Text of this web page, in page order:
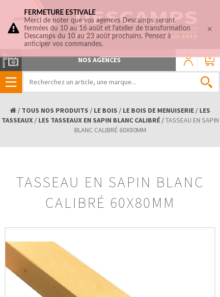
0
NOS AGENCES
/ TOUS NOS PRODUITS / LE BOIS / LE BOIS DE MENUISERIE / LES
TASSEAUX/ LES TASSEAUX EN SAPIN BLANC CALIBRÉ/TASSEAU EN SAPIN
BLANC CALIBRÉ 60X80MM
TASSEAU EN SAPIN BLANC
CALIBRÉ 60X80MM
FERMETURE ESTIVALE
Merci de noter que vos agences Descamps seront
fermées du 10 au 16 août et l'atelier de transformation
Descamps du 10 au 23 août prochains. Pensez à
anticiper vos commandes.